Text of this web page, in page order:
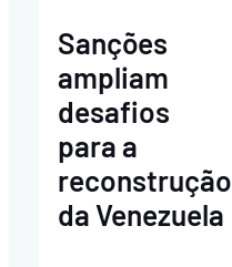
Sanções
ampliam
desafios
para a
reconstrução
da Venezuela